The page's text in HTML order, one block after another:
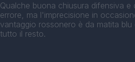
Qualche buona chiusura difensiva e
errore, ma l'imprecisione in
vantaggio rossonero è da matita blu
tutto il resto.